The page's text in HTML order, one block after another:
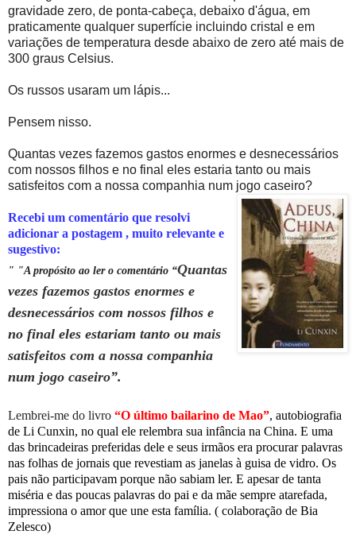
gravidade zero, de ponta-cabeça, debaixo d'água, em
praticamente qualquer superfície incluindo cristal e em
variações de temperatura desde abaixo de zero até mais de
300 graus Celsius.
Os russos usaram um lápis...
Pensem nisso.
Quantas vezes fazemos gastos enormes e desnecessários
com nossos filhos e no final eles estaria tanto ou mais
satisfeitos com a nossa companhia num jogo caseiro?
Recebi um comentário que resolvi
adicionar a postagem , muito relevante e
sugestivo:
" "A propósito ao ler o comentário “Quantas
vezes fazemos gastos enormes e
desnecessários com nossos filhos e
no final eles estariam tanto ou mais
satisfeitos com a nossa companhia
num jogo caseiro”.
Lembrei-me do livro “O último bailarino de Mao”, autobiografia
de Li Cunxin, no qual ele relembra sua infância na China. E uma
das brincadeiras preferidas dele e seus irmãos era procurar palavras
nas folhas de jornais que revestiam as janelas à guisa de vidro. Os
pais não participavam porque não sabiam ler. E apesar de tanta
miséria e das poucas palavras do pai e da mãe sempre atarefada,
impressiona o amor que une esta família. ( colaboração de Bia
Zelesco)